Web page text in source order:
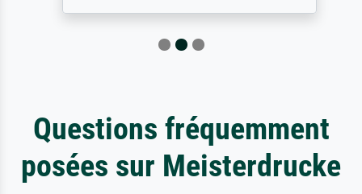
Questions fréquemment
posées sur Meisterdrucke